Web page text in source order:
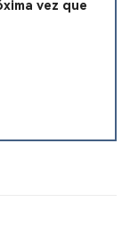
vez que